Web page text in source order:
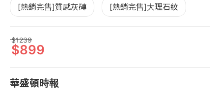
[熱銷完售]質感灰磚 [熱銷完售]大理石紋
1239
899
華盛頓時報